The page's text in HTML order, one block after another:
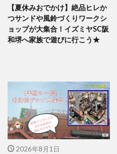
【夏休みおでかけ】絶品ヒレか
つサンドや風鈴づくりワークシ
ョップが大集合！イズミヤSC阪
和堺へ家族で遊びに行こう★
2026年8月1日